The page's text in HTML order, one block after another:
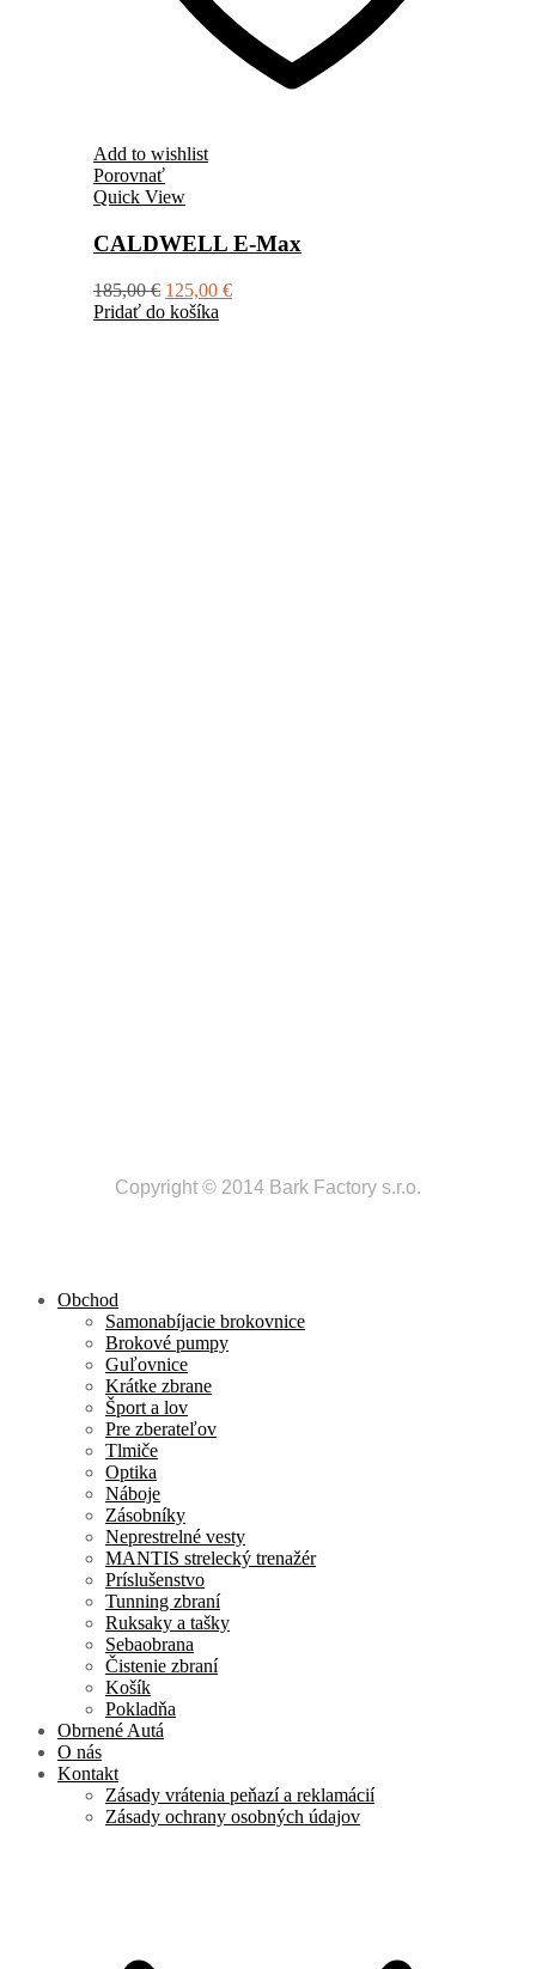
Add to wishlist
Porovnať
Quick View
CALDWELL E-Max
185,00€ 125,00 €
Pridať do košíka
Copyright © 2014 Bark Factory s.r.o.
Obchod
Samonabíjacie brokovnice
Brokové pumpy
Guľovnice
Krátke zbrane
Šport a lov
Pre zberateľov
Tlmiče
Optika
Náboje
Zásobníky
Neprestrelné vesty
MANTIS strelecký trenažér
Príslušenstvo
Tunning zbraní
Ruksaky a tašky
Sebaobrana
Čistenie zbraní
Košík
Pokladňa
Obrnené Autá
O nás
Kontakt
Zásady vrátenia peňazí a reklamácií
Zásady ochrany osobných údajov